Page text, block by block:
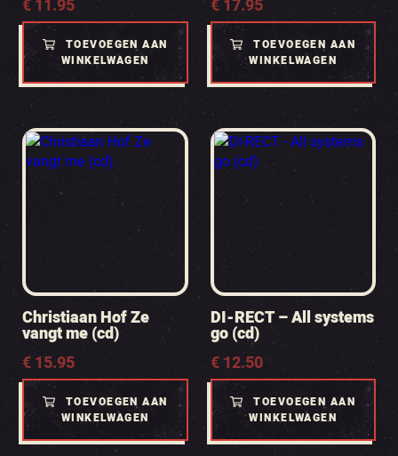
€11.95
TOEVOEGEN AAN
WINKELWAGEN
€17.95
TOEVOEGEN AAN
WINKELWAGEN
Christiaan Hof Ze
vangt me (cd)
€15.95
TOEVOEGEN AAN
WINKELWAGEN
DI-RECT – All systems
go (cd)
€12.50
TOEVOEGEN AAN
WINKELWAGEN